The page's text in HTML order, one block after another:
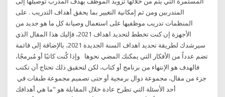
المتدربين ومن ثم إمكانية التغيير بما يحقق أهداف التدريب . على
المنظمات تدريب موظفيها على استعمال وصيانة كل ما هو جديد من
الأجهزة إن كنت تخطط لتحديد اهداف 2021، فإليك هذا المقال الذي
سيرشدك لطريقة تحديد اهداف السنة الجديدة 2021، بالإضافة إلى قائمة
تضم عدداً من الأفكار التي يمكنك المضي نحوها وإذا كُنت كاتبًا أو مُبرمجًا،
فالهدف هو الإنتهاء من برنامج أو كتاب، لكن لتحقيق ذلك تحتاج أن تكتب
جزء من مقال، مجموعة دوال برمجية أو حتى تصميم مجموعة طبقات في
أحد الأسئلة التي تطرح عادة خلال المقابلة هو "ما هي أهدافك